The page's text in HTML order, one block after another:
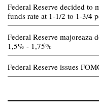
Federal Reserve decided to
funds rate at 1-1/2 to 1-3/4
Federal Reserve majoreaza
1,5% - 1,75%
Federal Reserve issues